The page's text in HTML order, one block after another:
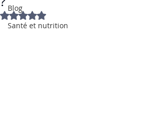
Blog
Santé et nutrition
Noté NaN étoiles sur 5.